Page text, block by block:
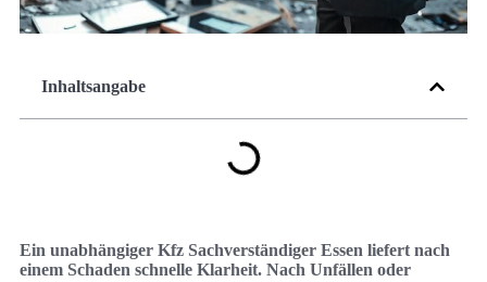
Inhaltsangabe
Ein unabhängiger Kfz Sachverständiger Essen liefert nach
einem Schaden schnelle Klarheit. Nach Unfällen oder